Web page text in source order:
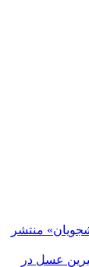
منتشر
عسل‌ در